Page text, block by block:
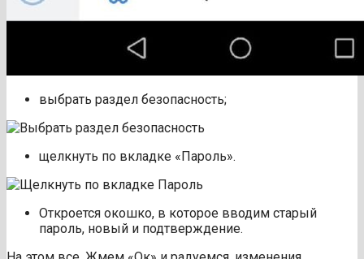
выбрать раздел безопасность;
щелкнуть по вкладке «Пароль».
Откроется окошко, в которое вводим старый
пароль, новый и подтверждение.